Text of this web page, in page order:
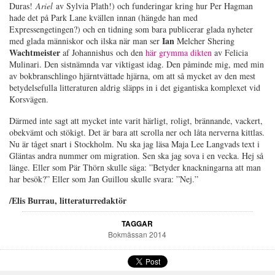
Duras!Ariel av Sylvia Plath!) och funderingar kring hur Per Hagman
hade det på Park Lane kvällen innan (hängde han med
Expressengetingen?) och en tidning som bara publicerar glada nyheter
med glada människor och ilska när man ser Ian Melcher Shering
Wachtmeister af Johannishus och den här grymma dikten av Felicia
Mulinari. Den sistnämnda var viktigast idag. Den påminde mig, med min
av bokbranschlingo hjärntvättade hjärna, om att så mycket av den mest
betydelsefulla litteraturen aldrig släpps in i det gigantiska komplexet vid
Korsvägen.
Därmed inte sagt att mycket inte varit härligt, roligt, brännande, vackert,
obekvämt och stökigt. Det är bara att scrolla ner och låta nerverna kittlas.
Nu är tåget snart i Stockholm. Nu ska jag läsa Maja Lee Langvads text i
Gläntas andra nummer om migration. Sen ska jag sova i en vecka. Hej så
länge. Eller som Pär Thörn skulle säga: ”Betyder knackningarna att man
har besök?” Eller som Jan Guillou skulle svara: ”Nej.”
/Elis Burrau, litteraturredaktör
TAGGAR
Bokmässan 2014